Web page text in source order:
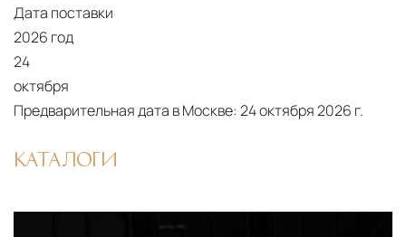
Дата поставки
2026 год
24
октября
Предварительная дата в Москве: 24 октября 2026 г.
КАТАЛОГИ